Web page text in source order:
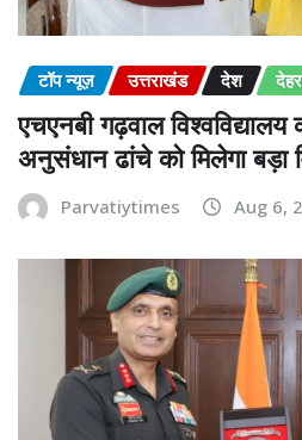
टॉप न्यूज़ उत्तराखंड देश
एचएनबी गढ़वाल
अनुसंधान ढांचे को मिलेगा बड़ा
Parvatiytimes Aug 6,